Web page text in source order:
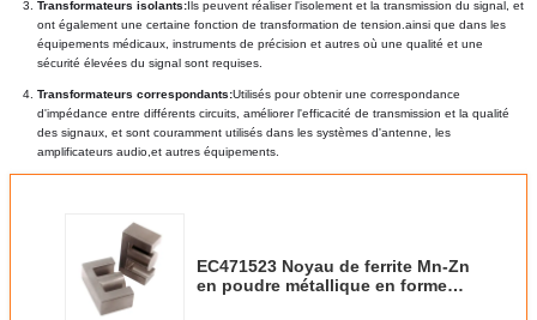
Transformateurs isolants:Ils peuvent réaliser l'isolement et la transmission du signal, et
ont également une certaine fonction de transformation de tension.ainsi que dans les
équipements médicaux, instruments de précision et autres où une qualité et une
sécurité élevées du signal sont requises.
Transformateurs correspondants:Utilisés pour obtenir une correspondance
d'impédance entre différents circuits, améliorer l'efficacité de transmission et la qualité
des signaux, et sont couramment utilisés dans les systèmes d'antenne, les
amplificateurs audio,et autres équipements.
EC471523 Noyau de ferrite Mn-Zn
en poudre métallique en forme